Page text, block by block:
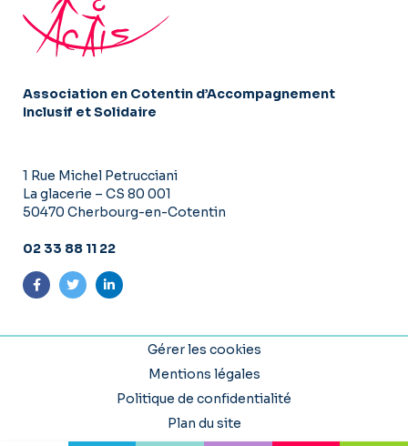
Association en Cotentin d’Accompagnement
Inclusif et Solidaire
1 Rue Michel Petrucciani
La glacerie – CS 80 001
50470 Cherbourg-en-Cotentin
02 33 88 11 22
Suivez-nous sur Facebook
Suivez-nous sur Twitter
Suivez-nous sur LinkedIn
Gérer les cookies
Mentions légales
Politique de confidentialité
Plan du site